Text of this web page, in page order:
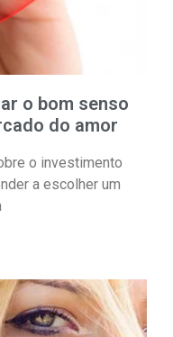
o bom senso
do amor
o investimento
a escolher um